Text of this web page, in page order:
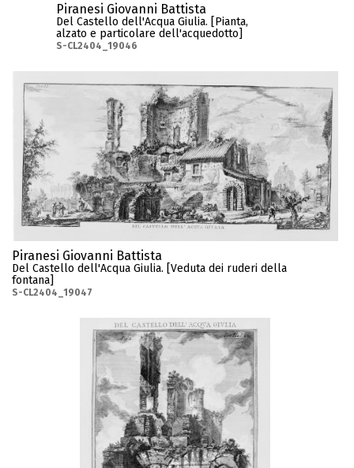
Piranesi Giovanni Battista
Del Castello dell'Acqua Giulia. [Pianta,
alzato e particolare dell'acquedotto]
S-CL2404_19046
Piranesi Giovanni Battista
Del Castello dell'Acqua Giulia. [Veduta dei ruderi della
fontana]
S-CL2404_19047